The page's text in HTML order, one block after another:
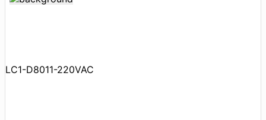
LC1-D8011-220VAC